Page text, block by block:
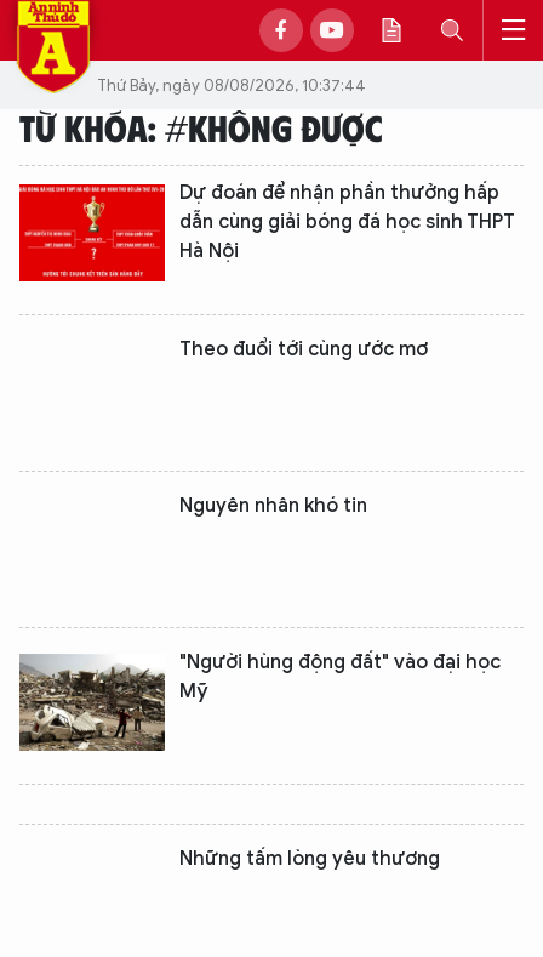
Thứ Bảy, ngày 08/08/2026, 10:37:44
TỪ KHÓA: #KHÔNG ĐƯỢC
Dự đoán để nhận phần thưởng hấp
dẫn cùng giải bóng đá học sinh THPT
Hà Nội
Theo đuổi tới cùng ước mơ
Nguyên nhân khó tin
"Người hùng động đất" vào đại học
Mỹ
Những tấm lòng yêu thương